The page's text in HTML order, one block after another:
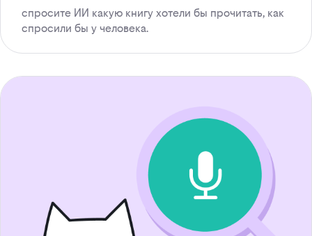
спросите ИИ какую книгу хотели бы прочитать, как
спросили бы у человека.